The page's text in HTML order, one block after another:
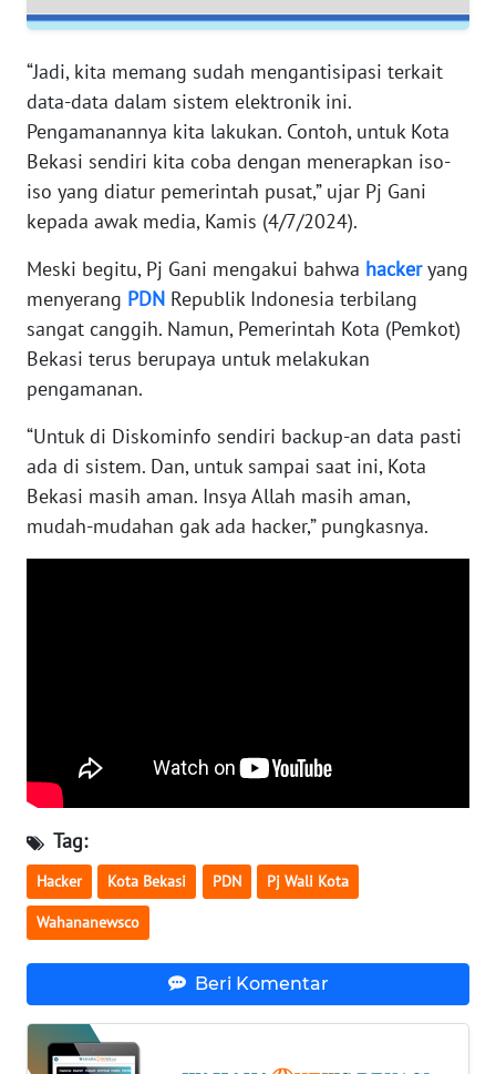
“Jadi, kita memang sudah mengantisipasi terkait
data-data dalam sistem elektronik ini.
Pengamanannya kita lakukan. Contoh, untuk Kota
Bekasi sendiri kita coba dengan menerapkan iso-
iso yang diatur pemerintah pusat,” ujar Pj Gani
kepada awak media, Kamis (4/7/2024).
Meski begitu, Pj Gani mengakui bahwa hackeryang
menyerang PDN Republik Indonesia terbilang
sangat canggih. Namun, Pemerintah Kota (Pemkot)
Bekasi terus berupaya untuk melakukan
pengamanan.
“Untuk di Diskominfo sendiri backup-an data pasti
ada di sistem. Dan, untuk sampai saat ini, Kota
Bekasi masih aman. Insya Allah masih aman,
mudah-mudahan gak ada hacker,” pungkasnya.
Tag:
Hacker Kota Bekasi PDN Pj Wali Kota
Wahananewsco
Beri Komentar
WN
RIAU
WN
SERAMBI
WN
WN
SULTRA
WN
WN
SULTENG
WN
WN
WN
BENGKULU
WN
WN